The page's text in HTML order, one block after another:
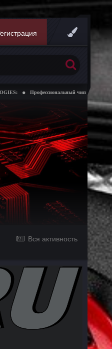
Профессиональный чип тюнинг коробок
Вся активность